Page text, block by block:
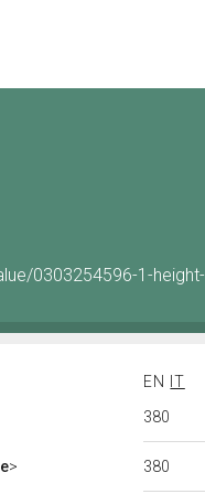
0303254596-1-
EN
IT
380
> 380